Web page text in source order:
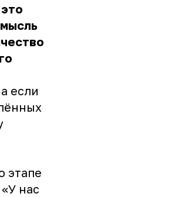
если
этапе
нас